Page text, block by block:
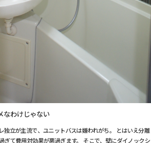
なわけじゃない
独立が主流で、ユニットバスは嫌われがち。 とはいえ分離
ぎて費用対効果が悪過ぎます。 そこで、壁にダイノックシ